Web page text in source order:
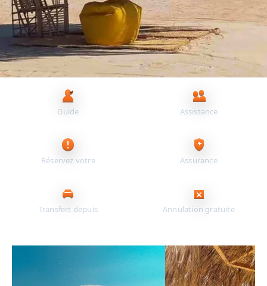
Principaux avantages pour vous
Guide
Assistance
Réservez votre
Assurance
Transfert depuis
Annulation gratuite